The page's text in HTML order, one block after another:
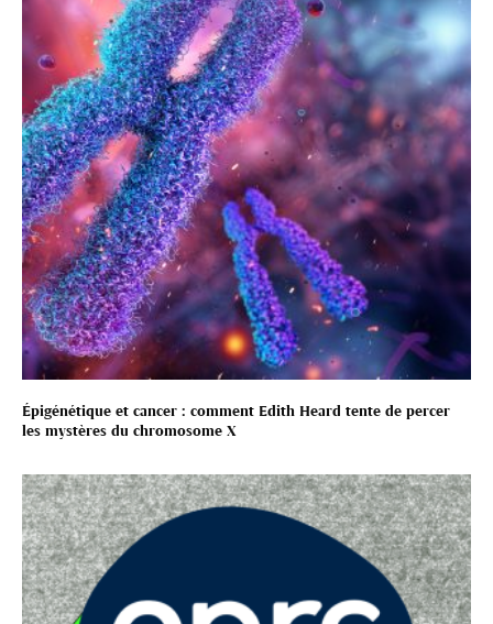
Épigénétique et cancer : comment Edith Heard tente de percer
les mystères du chromosome X